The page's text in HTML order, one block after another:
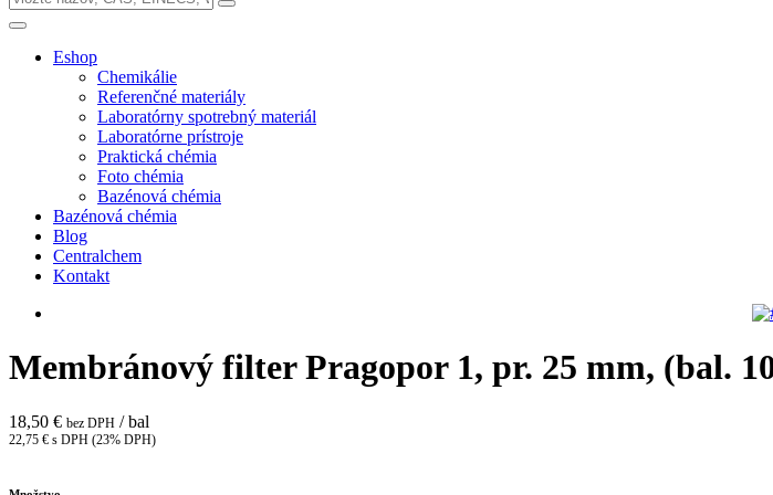
Eshop
Chemikálie
Referenčné materiály
Laboratórny spotrebný materiál
Laboratórne prístroje
Praktická chémia
Foto chémia
Bazénová chémia
Bazénová chémia
Blog
Centralchem
Kontakt
Membránový filter Pragopor 1, pr. 25 mm, (bal.
18,50 € bez DPH / bal
22,75 € s DPH (23% DPH)